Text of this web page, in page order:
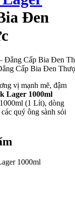
Đen
Cấp Bia Đen
vị mạnh mẽ, đậm
Lager 1000ml
(1 Lít), dòng
quý ông sành sỏi
1000ml